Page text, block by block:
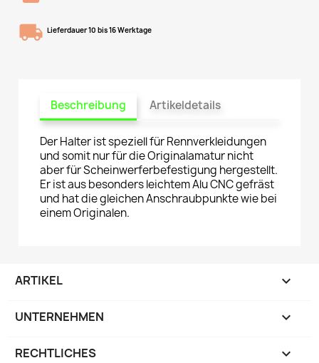
Lieferdauer 10 bis 16 Werktage
Beschreibung Artikeldetails
Der Halter ist speziell für Rennverkleidungen
und somit nur für die Originalamatur nicht
aber für Scheinwerferbefestigung hergestellt.
Er ist aus besonders leichtem Alu CNC gefräst
und hat die gleichen Anschraubpunkte wie bei
einem Originalen.
ARTIKEL 
UNTERNEHMEN 
RECHTLICHES 